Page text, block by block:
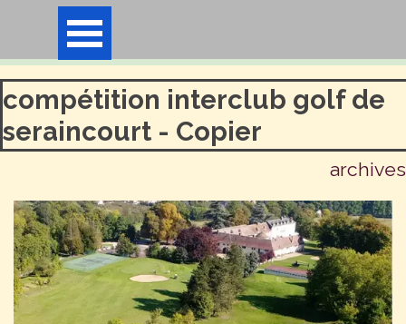
Aller au contenu
compétition interclub golf de
seraincourt - Copier
archives